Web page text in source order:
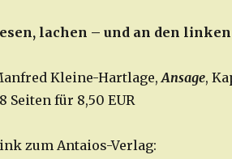
lachen – und an den
Kleine-Hartlage,Ansage,
Seiten für 8,50 EUR
zum Antaios-Verlag: